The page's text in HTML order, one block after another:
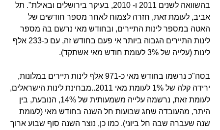
בהשוואה לשנים 2011 ו- 2010, בעיקר בירושלים ובאילת". תל
אביב, לעומת זאת, חזרה לצמוח לאחר מספר חודשים של
האטה במספר לינות התיירים, ובחודש מאי נרשם בה מספר
לינות התיירים הגבוה ביותר אי פעם בחודש זה, עם כ-233 אלף
לינות (עלייה של 3% לעומת חודש מאי אשתקד).
בסה"כ נרשמו בחודש מאי כ-971 אלף לינות תיירים במלונות,
ירידה קלה של 1% לעומת מאי 2011..מבחינת לינות הישראלים,
לעומת זאת, נרשמה עלייה משמעותית של 14%, הנובעת, בין
היתר, מהעובדה שחג שבועות חל השנה בחודש מאי (לעומת
שנה שעברה שבה חל ביוני). כמו כן, נוצר השנה סוף שבוע ארוך